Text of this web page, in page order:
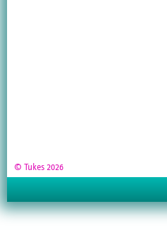
© Tukes 2026